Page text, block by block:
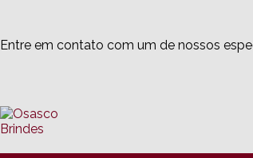
Entre em contato com um de nossos